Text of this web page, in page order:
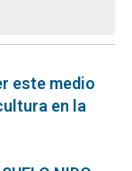
este medio
en la